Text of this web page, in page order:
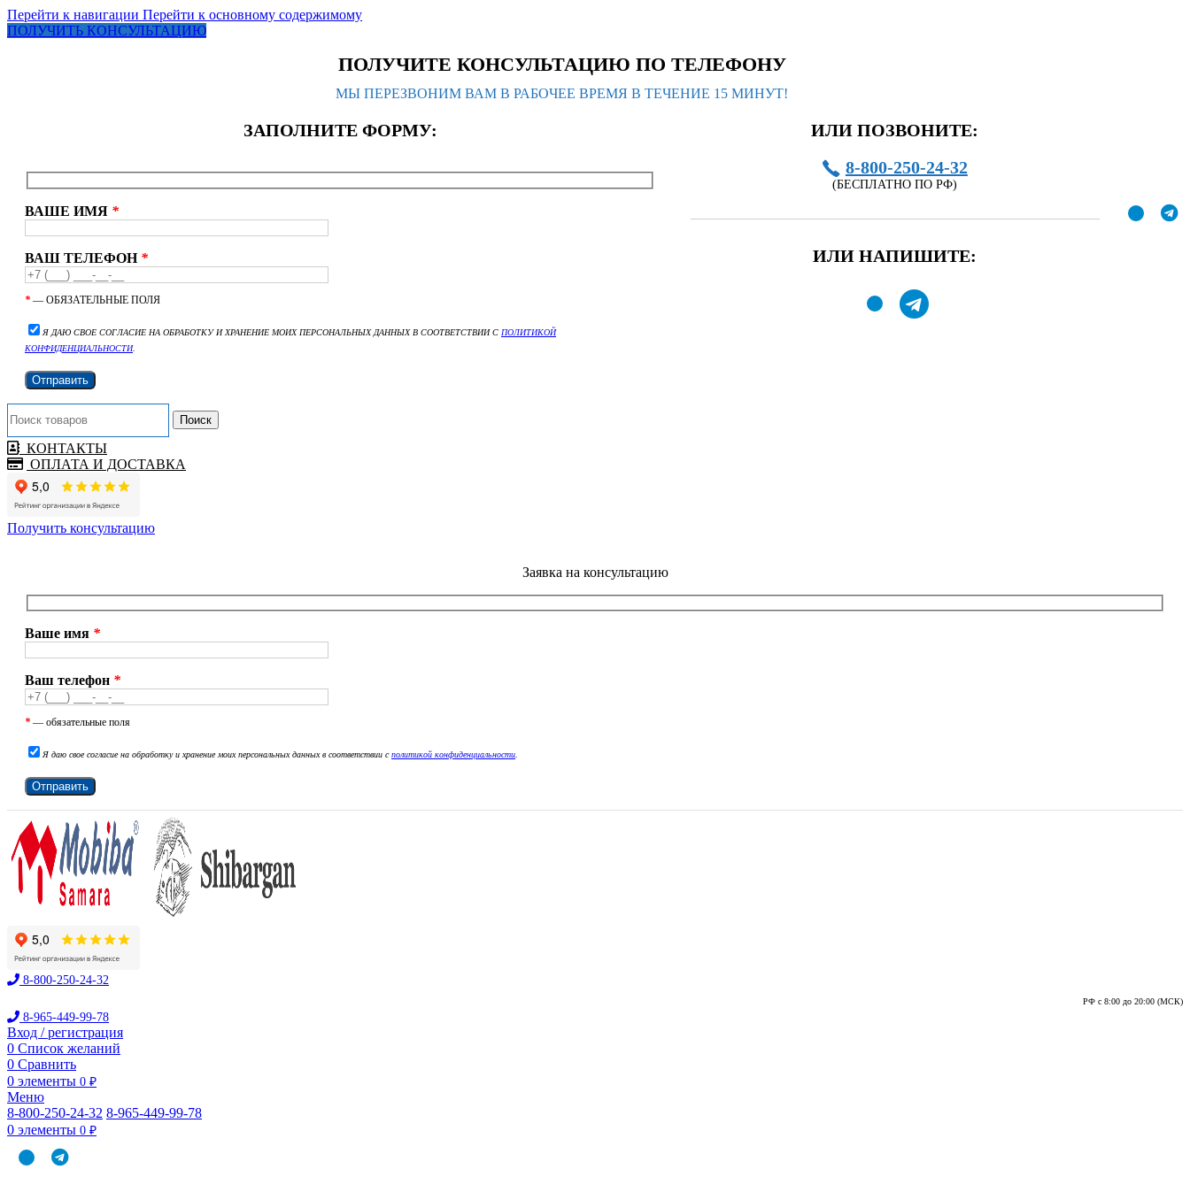
Перейти к навигации Перейти к основному содержимому
ПОЛУЧИТЬ КОНСУЛЬТАЦИЮ
ПОЛУЧИТЕ КОНСУЛЬТАЦИЮ ПО ТЕЛЕФОНУ
МЫ ПЕРЕЗВОНИМ ВАМ В РАБОЧЕЕ ВРЕМЯ В ТЕЧЕНИЕ 15 МИНУТ!
ЗАПОЛНИТЕ ФОРМУ:
ВАШЕ ИМЯ *
ВАШ ТЕЛЕФОН *
* — ОБЯЗАТЕЛЬНЫЕ ПОЛЯ
Я ДАЮ СВОЕ СОГЛАСИЕ НА ОБРАБОТКУ И ХРАНЕНИЕ МОИХ ПЕРСОНАЛЬНЫХ ДАННЫХ В СООТВЕТСТВИИ С ПОЛИТИКОЙ
КОНФИДЕНЦИАЛЬНОСТИ.
ИЛИ ПОЗВОНИТЕ:
8-800-250-24-32
(БЕСПЛАТНО ПО РФ)
ИЛИ НАПИШИТЕ:
Поиск
КОНТАКТЫ
ОПЛАТА И ДОСТАВКА
Получить консультацию
Заявка на консультацию
Ваше имя *
Ваш телефон *
* — обязательные поля
Я даю свое согласие на обработку и хранение моих персональных данных в соответствии сполитикой конфиденциальности
8-800-250-24-32
РФ с 8:00 до 20:00 (МСК)
8-965-449-99-78
Вход / регистрация
0 Список желаний
0 Сравнить
0 элементы 0 ₽
Меню
8-800-250-24-32 8-965-449-99-78
0 элементы 0 ₽